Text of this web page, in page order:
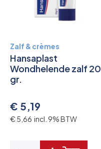
Zalf & crèmes
Hansaplast
Wondhelende zalf 20
gr.
€ 5,19
€ 5,66 incl. 9% BTW